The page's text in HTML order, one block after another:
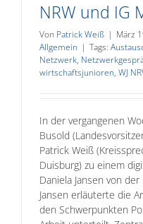
NRW und IG
Von Patrick Weiß | März
Allgemein | Tags:
Netzwerk,
wirtschaftsjunioren, WJ
In der vergangenen
Busold
Patrick Weiß
Duisburg) zu einem
Daniela Jansen von
Jansen erläuterte die
den Schwerpunkten